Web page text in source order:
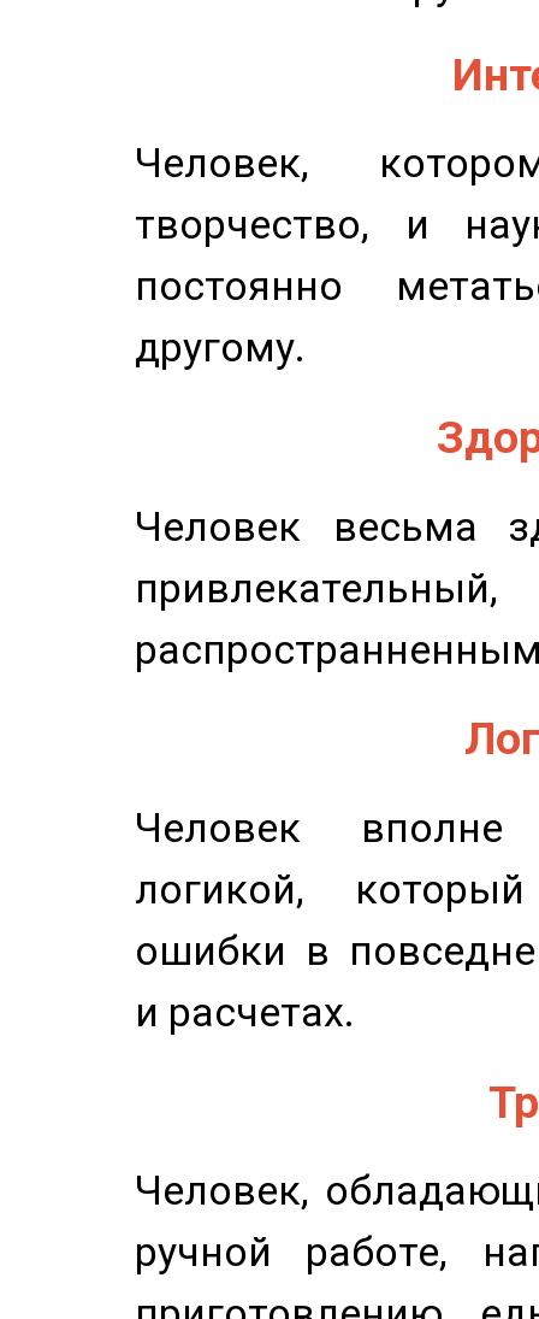
Человек,
творчество, и
постоянно
другому.
Человек весьма
Человек
логикой,
ошибки в
и расчетах.
Человек,
ручной работе,